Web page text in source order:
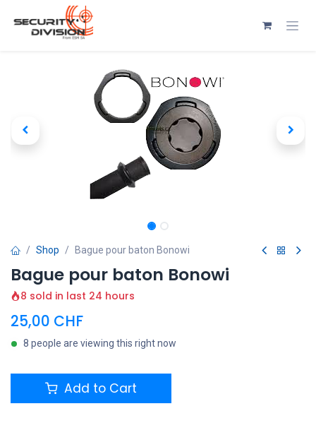
Se rendre au contenu
Shop Bague pour baton Bonowi
Bague pour baton Bonowi
8 sold in last 24 hours
25,00 CHF
8 people are viewing this right now
Add to Cart